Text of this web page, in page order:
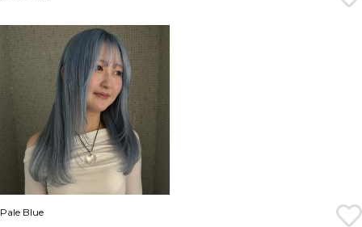
Pale Blue